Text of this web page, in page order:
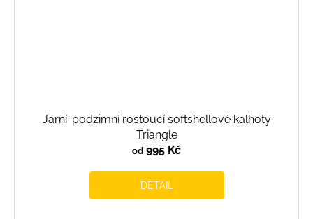
Jarní-podzimní rostoucí softshellové kalhoty
Triangle
od 995 Kč
DETAIL